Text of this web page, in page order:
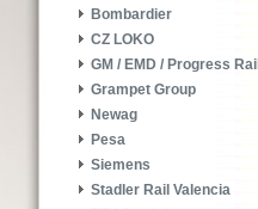
Bombardier
CZ LOKO
GM / EMD / Progress Rail
Grampet Group
Newag
Pesa
Siemens
Stadler Rail Valencia